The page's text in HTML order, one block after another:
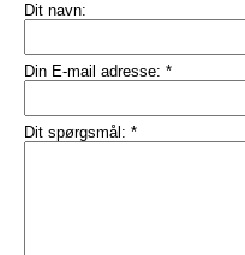
Dit navn:
Din E-mail adresse: *
Dit spørgsmål: *